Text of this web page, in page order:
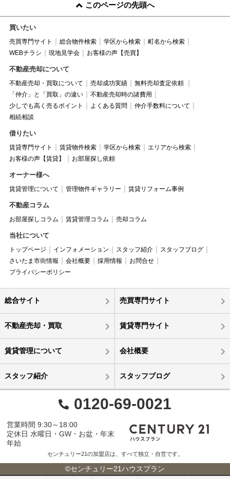
このページの先頭へ
買いたい
売買専門サイト 総合物件検索 学区から検索
町名から検索
WEBチラシ
現地見学会 お客様の声【売買】
不動産売却について
不動産売却・買取について 売却成功実績
無料売却査定依頼
「仲介」と「買取」の違い
不動産売却時の諸費用
少しでも高く売るポイント
よくある質問
仲介手数料について
相続相談
借りたい
賃貸専門サイト 賃貸物件検索 学区から検索
エリアから検索
お客様の声【賃貸】
お部屋探し依頼
オーナー様へ
賃貸管理について 管理物件ギャラリー 賃貸リフォーム事例
不動産コラム
お部屋探しコラム 賃貸管理コラム 売却コラム
当社について
トップページ インフォメーション スタッフ紹介
スタッフブログ
さいたま市街情報
会社概要 採用情報
お問合せ
プライバシーポリシー
総合サイト 売買専門サイト
不動産売却・買取 賃貸専門サイト
賃貸管理について 会社概要
スタッフ紹介 スタッフブログ
0120-69-0021
営業時間 9:30～18:00
定休日 水曜日・GW・お盆・年末
年始
センチュリー21の加盟店は、すべて独立・自営です。
©センチュリー21ハウスプラン